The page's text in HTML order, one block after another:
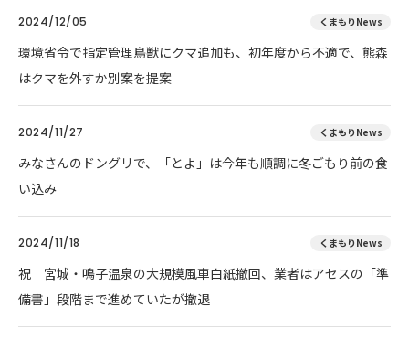
2024/12/05 くまもりNews
環境省令で指定管理鳥獣にクマ追加も、初年度から不適で、熊森
はクマを外すか別案を提案
2024/11/27 くまもりNews
みなさんのドングリで、「とよ」は今年も順調に冬ごもり前の食
い込み
2024/11/18 くまもりNews
祝 宮城・鳴子温泉の大規模風車白紙撤回、業者はアセスの「準
備書」段階まで進めていたが撤退